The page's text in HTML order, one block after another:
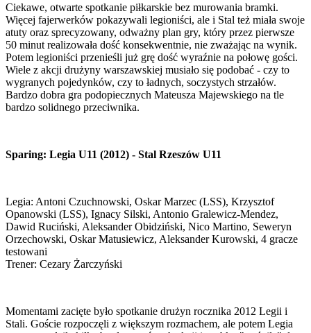
Ciekawe, otwarte spotkanie piłkarskie bez murowania bramki.
Więcej fajerwerków pokazywali legioniści, ale i Stal też miała swoje
atuty oraz sprecyzowany, odważny plan gry, który przez pierwsze
50 minut realizowała dość konsekwentnie, nie zważając na wynik.
Potem legioniści przenieśli już grę dość wyraźnie na połowę gości.
Wiele z akcji drużyny warszawskiej musiało się podobać - czy to
wygranych pojedynków, czy to ładnych, soczystych strzałów.
Bardzo dobra gra podopiecznych Mateusza Majewskiego na tle
bardzo solidnego przeciwnika.
Sparing: Legia U11 (2012) - Stal Rzeszów U11
Legia: Antoni Czuchnowski, Oskar Marzec (LSS), Krzysztof
Opanowski (LSS), Ignacy Silski, Antonio Gralewicz-Mendez,
Dawid Ruciński, Aleksander Obidziński, Nico Martino, Seweryn
Orzechowski, Oskar Matusiewicz, Aleksander Kurowski, 4 gracze
testowani
Trener: Cezary Żarczyński
Momentami zacięte było spotkanie drużyn rocznika 2012 Legii i
Stali. Goście rozpoczęli z większym rozmachem, ale potem Legia